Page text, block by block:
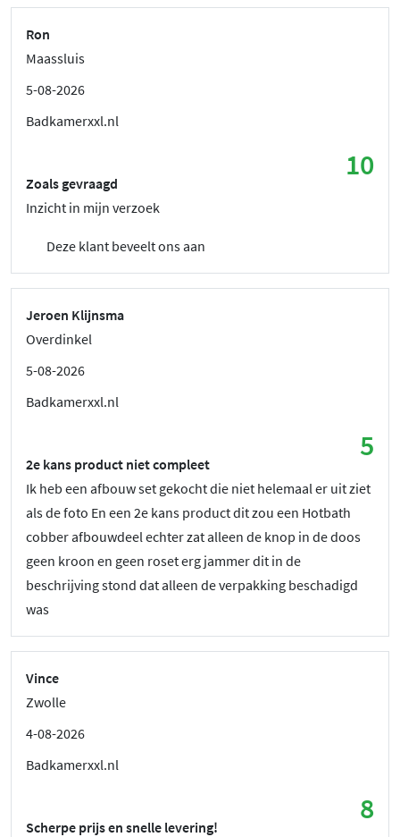
Ron
Maassluis
5-08-2026
Badkamerxxl.nl
10
Zoals gevraagd
Inzicht in mijn verzoek
Deze klant beveelt ons aan
Jeroen Klijnsma
Overdinkel
5-08-2026
Badkamerxxl.nl
5
2e kans product niet compleet
Ik heb een afbouw set gekocht die niet helemaal er uit ziet
als de foto En een 2e kans product dit zou een Hotbath
cobber afbouwdeel echter zat alleen de knop in de doos
geen kroon en geen roset erg jammer dit in de
beschrijving stond dat alleen de verpakking beschadigd
was
Vince
Zwolle
4-08-2026
Badkamerxxl.nl
8
Scherpe prijs en snelle levering!